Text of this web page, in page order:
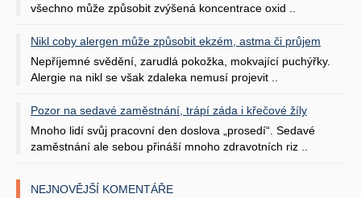
všechno může způsobit zvýšená koncentrace oxid ..
Nikl coby alergen může způsobit ekzém, astma či průjem
Nepříjemné svědění, zarudlá pokožka, mokvající puchýřky.
Alergie na nikl se však zdaleka nemusí projevit ..
Pozor na sedavé zaměstnání, trápí záda i křečové žíly
Mnoho lidí svůj pracovní den doslova „prosedí“. Sedavé
zaměstnání ale sebou přináší mnoho zdravotních riz ..
NEJNOVĚJŠÍ KOMENTÁŘE